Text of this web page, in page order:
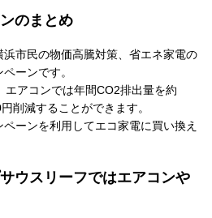
のまとめ
市民の物価高騰対策、省エネ家電の
ーンです。
エアコンでは年間CO2排出量を約
削減することができます。
ーンを利用してエコ家電に買い換え
ウスリーフではエアコンや